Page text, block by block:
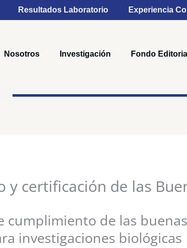
Resultados Laboratorio Experiencia
Nosotros Investigación Fondo Editorial
certificación de las
cumplimiento de las
investigaciones biológicas